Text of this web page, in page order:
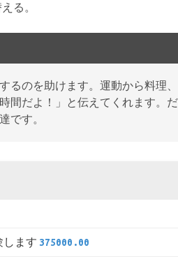
る。
るのを助けます。運動から料理
間だよ！」と伝えてくれます。
です。
します 375000.00